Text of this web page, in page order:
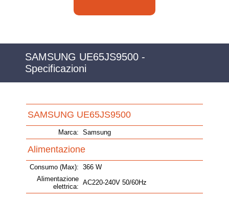
SAMSUNG UE65JS9500 -
Specificazioni
SAMSUNG UE65JS9500
Marca: Samsung
Alimentazione
Consumo (Max): 366 W
Alimentazione
elettrica:
AC220-240V 50/60Hz